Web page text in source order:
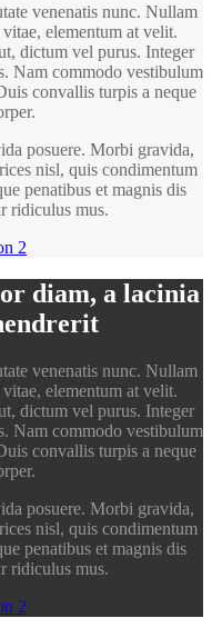
venenatis nunc. Nullam
elementum at velit.
dictum vel purus. Integer
Nam commodo vestibulum
convallis turpis a neque
posuere. Morbi gravida,
nisl, quis condimentum
penatibus et magnis dis
ridiculus mus.
2
diam, a lacinia
venenatis nunc. Nullam
elementum at velit.
dictum vel purus. Integer
Nam commodo vestibulum
convallis turpis a neque
posuere. Morbi gravida,
nisl, quis condimentum
penatibus et magnis dis
ridiculus mus.
2